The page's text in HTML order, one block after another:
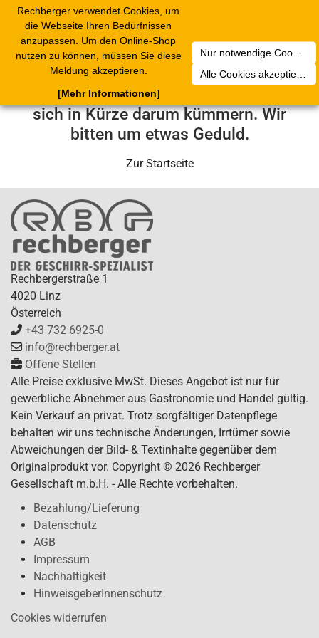
Rechberger verwendet Cookies, um
die Webseite Ihren Bedürfnissen
anzupassen. Um den Online-Shop
nutzen zu können, müssen Sie diese
Meldung akzeptieren.
Nur notwendige Cookies akzeptieren
Alle Cookies akzeptieren
[Mehr Informationen]
Leider ist ein technischer Fehler
aufgetreten. Unser Service-Team wird
sich in Kürze darum kümmern. Wir
bitten um etwas Geduld.
Zur Startseite
Rechbergerstraße 1
4020 Linz
Österreich
+43 732 6925-0
info@rechberger.at
Offene Stellen
Alle Preise exklusive MwSt. Dieses Angebot ist nur für
gewerbliche Abnehmer aus Gastronomie und Handel gültig.
Kein Verkauf an privat. Trotz sorgfältiger Datenpflege
behalten wir uns technische Änderungen, Irrtümer sowie
Abweichungen der Bild- & Textinhalte gegenüber dem
Originalprodukt vor. Copyright © 2026 Rechberger
Gesellschaft m.b.H. - Alle Rechte vorbehalten.
Bezahlung/Lieferung
Datenschutz
AGB
Impressum
Nachhaltigkeit
HinweisgeberInnenschutz
Cookies widerrufen